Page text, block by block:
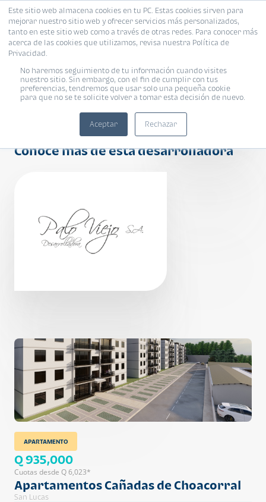
Este sitio web almacena cookies en tu PC. Estas cookies sirven para
mejorar nuestro sitio web y ofrecer servicios más personalizados,
tanto en este sitio web como a través de otras redes. Para conocer más
acerca de las cookies que utilizamos, revisa nuestra Política de
Privacidad.
No haremos seguimiento de tu información cuando visites
nuestro sitio. Sin embargo, con el fin de cumplir con tus
preferencias, tendremos que usar solo una pequeña cookie
para que no se te solicite volver a tomar esta decisión de nuevo.
Aceptar Rechazar
Apartamentos
Cañadas de
Choacorral
Conoce más de esta desarrolladora
APARTAMENTO
Q 935,000
Cuotas desde Q 6,023*
Apartamentos Cañadas de Choacorral
San Lucas